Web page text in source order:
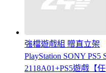
強檔遊戲組 贈直立架
PlayStation SONY
2118A01+PS5遊戲【任